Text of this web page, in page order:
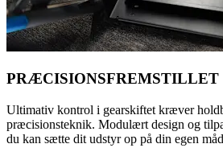
PRÆCISIONSFREMSTILLET
Ultimativ kontrol i gearskiftet kræver
præcisionsteknik. Modulært design og
du kan sætte dit udstyr op på din egen